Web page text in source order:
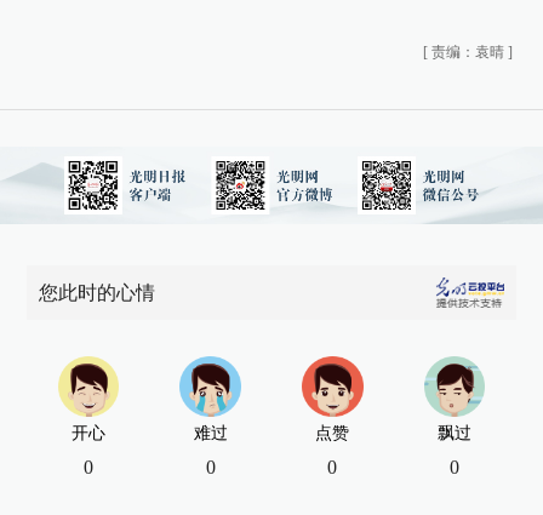
[ 责编：袁晴 ]
您此时的心情
开心
0
难过
0
点赞
0
飘过
0